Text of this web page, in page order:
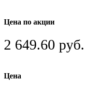
Цена по акции
2 649.60 руб.
Цена